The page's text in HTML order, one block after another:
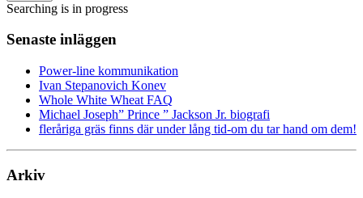
Searching is in progress
Senaste inläggen
Power-line kommunikation
Ivan Stepanovich Konev
Whole White Wheat FAQ
Michael Joseph” Prince ” Jackson Jr. biografi
fleråriga gräs finns där under lång tid-om du tar hand om dem!
Arkiv